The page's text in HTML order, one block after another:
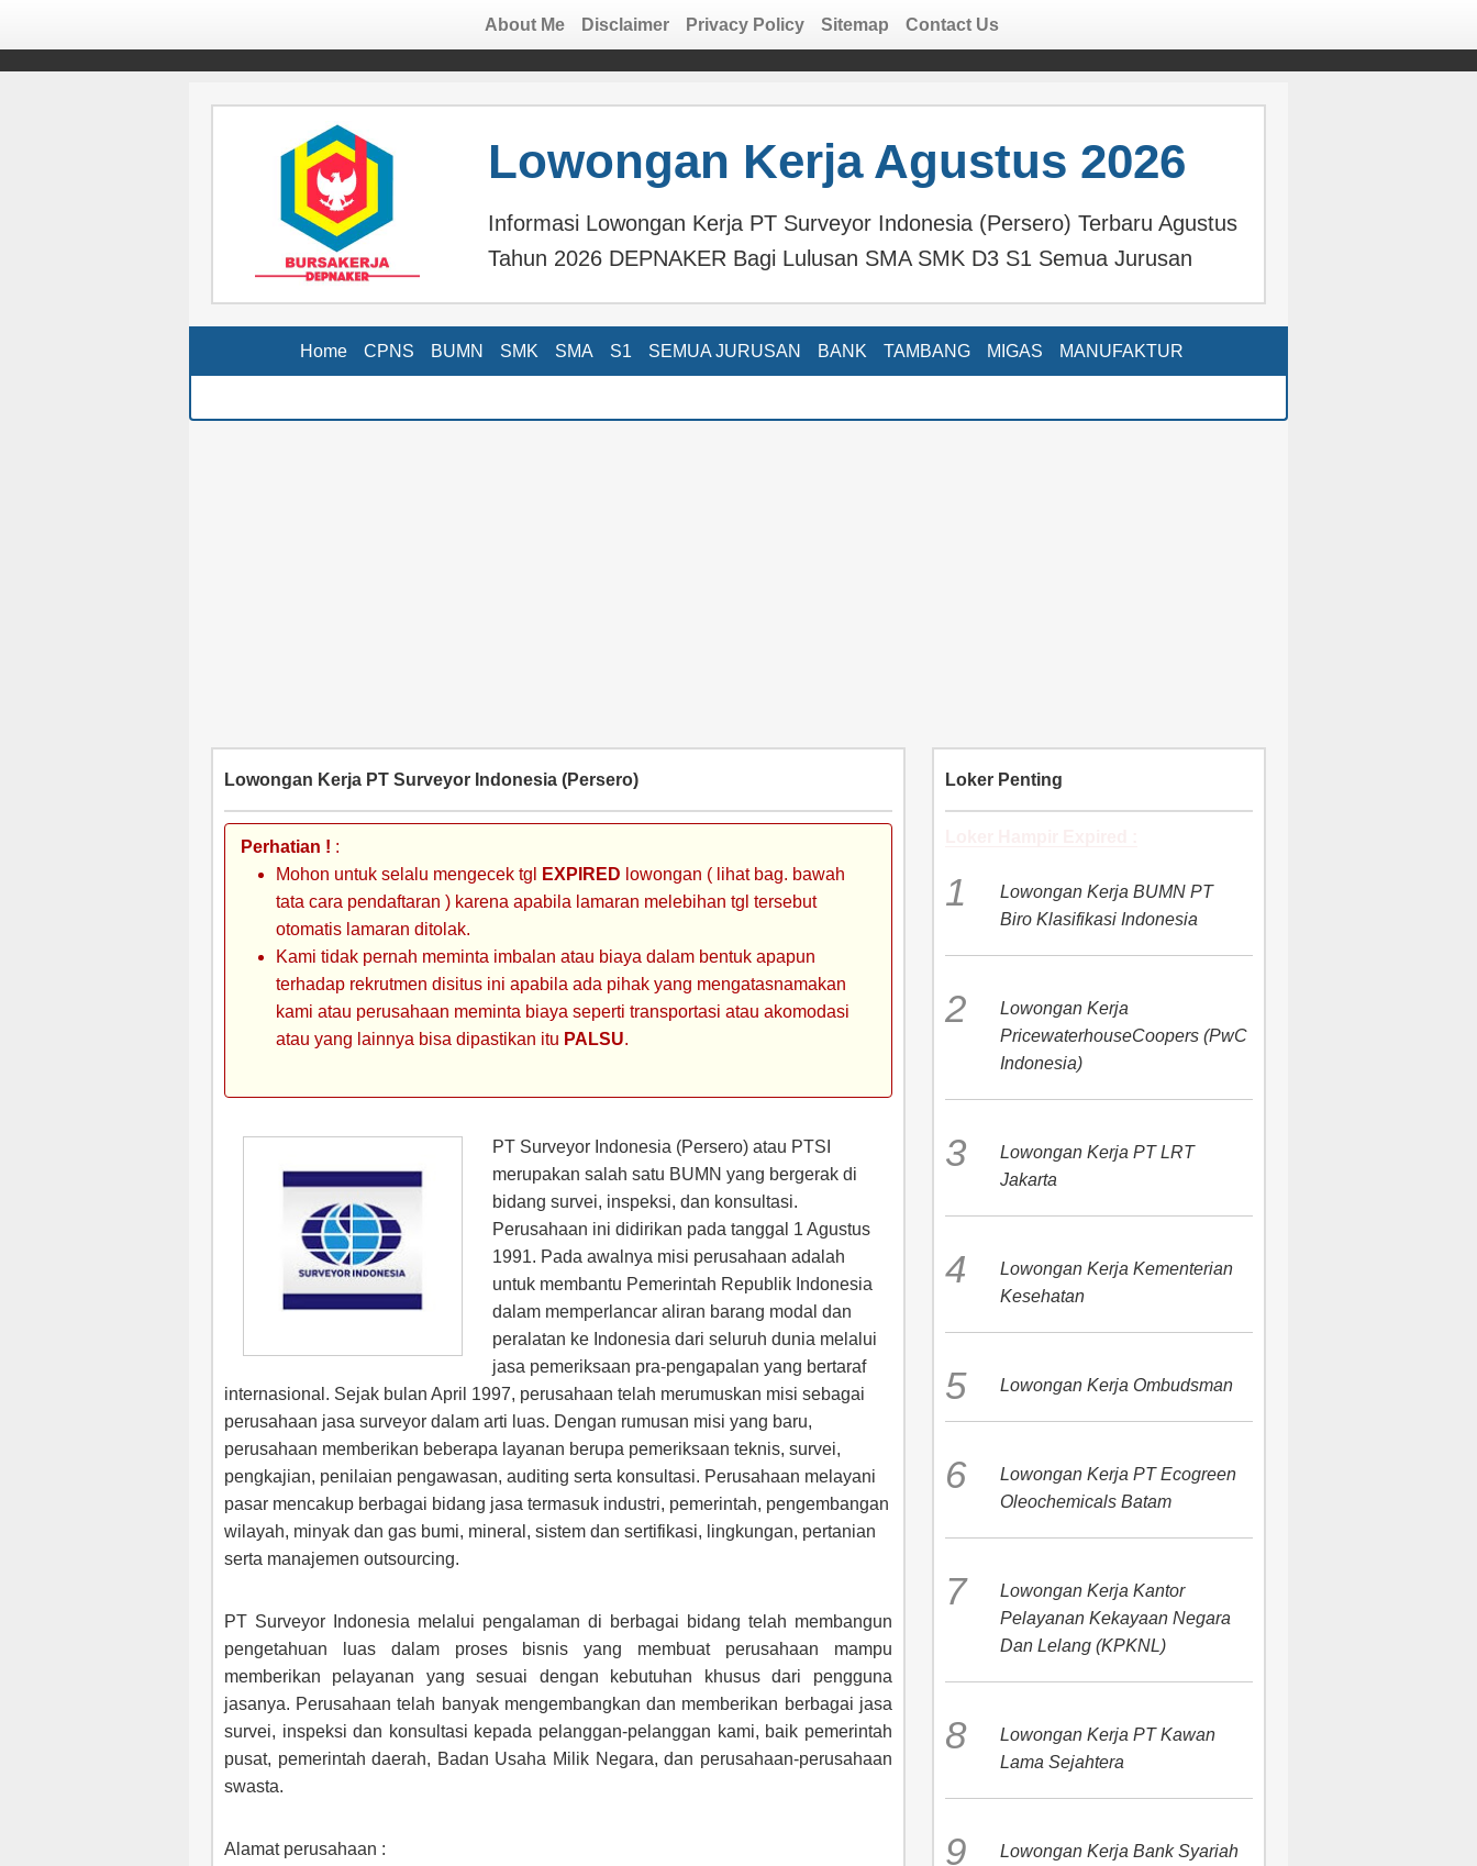
About Me Disclaimer Privacy Policy Sitemap Contact Us
Lowongan Kerja Agustus 2026
Informasi Lowongan Kerja PT Surveyor Indonesia (Persero) Terbaru Agustus
Tahun 2026 DEPNAKER Bagi Lulusan SMA SMK D3 S1 Semua Jurusan
Home CPNS BUMN SMK SMA S1 SEMUA JURUSAN BANK TAMBANG MIGAS MANUFAKTUR
Lowongan Kerja PT Surveyor Indonesia (Persero)
Perhatian ! :
Mohon untuk selalu mengecek tgl
EXPIRED lowongan ( lihat bag. bawah
tata cara pendaftaran ) karena apabila lamaran melebihan tgl tersebut
otomatis lamaran ditolak.
Kami tidak pernah meminta imbalan atau biaya dalam bentuk apapun
terhadap rekrutmen disitus ini apabila ada pihak yang mengatasnamakan
kami atau perusahaan meminta biaya seperti transportasi atau akomodasi
atau yang lainnya bisa dipastikan itu PALSU.
PT Surveyor Indonesia (Persero) atau PTSI
merupakan salah satu BUMN yang bergerak di
bidang survei, inspeksi, dan konsultasi.
Perusahaan ini didirikan pada tanggal 1 Agustus
1991. Pada awalnya misi perusahaan adalah
untuk membantu Pemerintah Republik Indonesia
dalam memperlancar aliran barang modal dan
peralatan ke Indonesia dari seluruh dunia melalui
jasa pemeriksaan pra-pengapalan yang bertaraf
internasional. Sejak bulan April 1997, perusahaan telah merumuskan misi sebagai
perusahaan jasa surveyor dalam arti luas. Dengan rumusan misi yang baru,
perusahaan memberikan beberapa layanan berupa pemeriksaan teknis, survei,
pengkajian, penilaian pengawasan, auditing serta konsultasi. Perusahaan melayani
pasar mencakup berbagai bidang jasa termasuk industri, pemerintah, pengembangan
wilayah, minyak dan gas bumi, mineral, sistem dan sertifikasi, lingkungan, pertanian
serta manajemen outsourcing.
PT Surveyor Indonesia melalui pengalaman di berbagai bidang telah membangun
pengetahuan luas dalam proses bisnis yang membuat perusahaan mampu
memberikan pelayanan yang sesuai dengan kebutuhan khusus dari pengguna
jasanya. Perusahaan telah banyak mengembangkan dan memberikan berbagai jasa
survei, inspeksi dan konsultasi kepada pelanggan-pelanggan kami, baik pemerintah
pusat, pemerintah daerah, Badan Usaha Milik Negara, dan perusahaan-perusahaan
swasta.
Alamat perusahaan :
Loker Penting
Lowongan Kerja BUMN PT
Biro Klasifikasi Indonesia
Lowongan Kerja
PricewaterhouseCoopers (PwC
Indonesia)
Lowongan Kerja PT LRT
Jakarta
Lowongan Kerja Kementerian
Kesehatan
Lowongan Kerja Ombudsman
Lowongan Kerja PT Ecogreen
Oleochemicals Batam
Lowongan Kerja Kantor
Pelayanan Kekayaan Negara
Dan Lelang (KPKNL)
Lowongan Kerja PT Kawan
Lama Sejahtera
Lowongan Kerja Bank Syariah